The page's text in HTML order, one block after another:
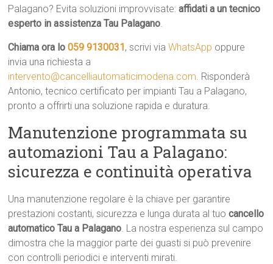
Palagano? Evita soluzioni improvvisate:affidati a un tecnico
esperto in assistenza Tau Palagano.
Chiama ora lo059 9130031, scrivi viaWhatsApp oppure
invia una richiesta a
intervento@cancelliautomaticimodena.com. Risponderà
Antonio, tecnico certificato per impianti Tau a Palagano,
pronto a offrirti una soluzione rapida e duratura.
Manutenzione programmata su
automazioni Tau a Palagano:
sicurezza e continuità operativa
Una manutenzione regolare è la chiave per garantire
prestazioni costanti, sicurezza e lunga durata al tuocancello
automatico Tau a Palagano. La nostra esperienza sul campo
dimostra che la maggior parte dei guasti si può prevenire
con controlli periodici e interventi mirati.